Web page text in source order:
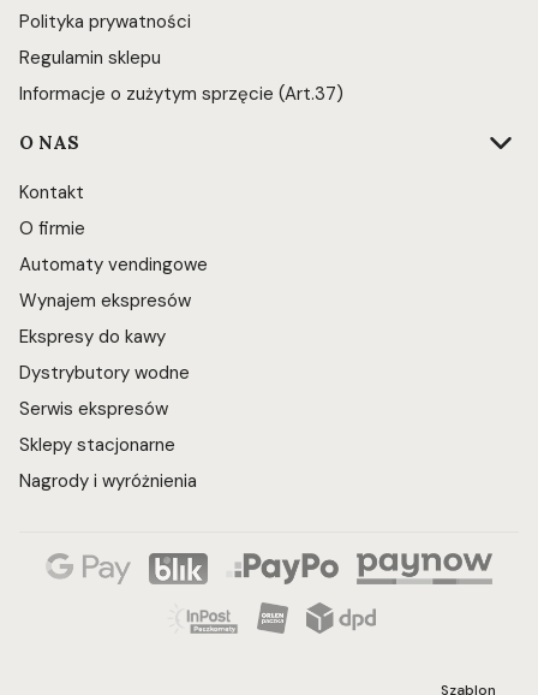
Polityka prywatności
Regulamin sklepu
Informacje o zużytym sprzęcie (Art.37)
O NAS
Kontakt
O firmie
Automaty vendingowe
Wynajem ekspresów
Ekspresy do kawy
Dystrybutory wodne
Serwis ekspresów
Sklepy stacjonarne
Nagrody i wyróżnienia
Szablon